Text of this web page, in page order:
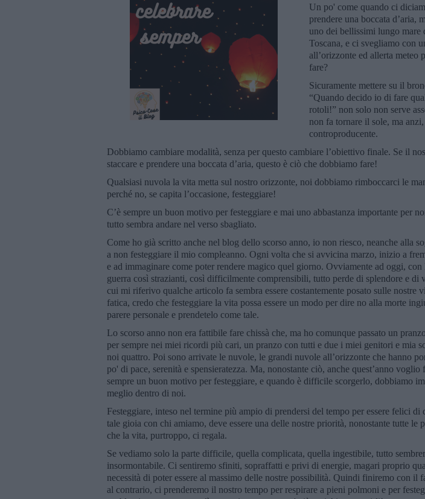
Un po' come quando ci
prendere una boccata d’aria,
uno dei bellissimi lungo mare
Toscana, e ci svegliamo con
all’orizzonte ed allerta meteo
fare?
Sicuramente mettere su il
“Quando decido io di fare
rotoli!” non solo non serve
non fa tornare il sole, ma
controproducente.
Dobbiamo cambiare modalità, senza per questo cambiare l’obiettivo finale. Se il
staccare e prendere una boccata d’aria, questo è ciò che dobbiamo fare!
Qualsiasi nuvola la vita metta sul nostro orizzonte, noi dobbiamo rimboccarci le
perché no, se capita l’occasione, festeggiare!
C’è sempre un buon motivo per festeggiare e mai uno abbastanza importante per
tutto sembra andare nel verso sbagliato.
Come ho già scritto anche nel blog dello scorso anno, io non riesco, neanche alla
a non festeggiare il mio compleanno. Ogni volta che si avvicina marzo, inizio a
e ad immaginare come poter rendere magico quel giorno. Ovviamente ad oggi,
guerra così strazianti, così difficilmente comprensibili, tutto perde di splendore e di
cui mi riferivo qualche articolo fa sembra essere costantemente posato sulle nostre
fatica, credo che festeggiare la vita possa essere un modo per dire no alla morte
parere personale e prendetelo come tale.
Lo scorso anno non era fattibile fare chissà che, ma ho comunque passato un
per sempre nei miei ricordi più cari, un pranzo con tutti e due i miei genitori e mia
noi quattro. Poi sono arrivate le nuvole, le grandi nuvole all’orizzonte che hanno
po' di pace, serenità e spensieratezza. Ma, nonostante ciò, anche quest’anno voglio
sempre un buon motivo per festeggiare, e quando è difficile scorgerlo, dobbiamo
meglio dentro di noi.
Festeggiare, inteso nel termine più ampio di prendersi del tempo per essere felici di
tale gioia con chi amiamo, deve essere una delle nostre priorità, nonostante tutte le
che la vita, purtroppo, ci regala.
Se vediamo solo la parte difficile, quella complicata, quella ingestibile, tutto
insormontabile. Ci sentiremo sfiniti, sopraffatti e privi di energie, magari proprio
necessità di poter essere al massimo delle nostre possibilità. Quindi finiremo con il
al contrario, ci prenderemo il nostro tempo per respirare a pieni polmoni e per